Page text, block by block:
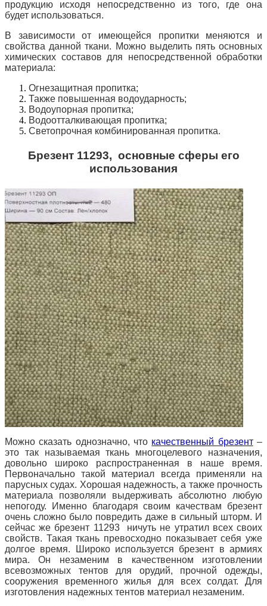
продукцию исходя непосредственно из того, где она
будет использоваться.
В зависимости от имеющейся пропитки меняются и
свойства данной ткани. Можно выделить пять основных
химических составов для непосредственной обработки
материала:
Огнезащитная пропитка;
Также повышенная водоударность;
Водоупорная пропитка;
Водоотталкивающая пропитка;
Светопрочная комбинированная пропитка.
Брезент 11293, основные сферы его
использования
Можно сказать однозначно, что качественный брезент–
это так называемая ткань многоцелевого назначения,
довольно широко распространенная в наше время.
Первоначально такой материал всегда применяли на
парусных судах. Хорошая надежность, а также прочность
материала позволяли выдерживать абсолютно любую
непогоду. Именно благодаря своим качествам брезент
очень сложно было повредить даже в сильный шторм. И
сейчас же брезент 11293 ничуть не утратил всех своих
свойств. Такая ткань превосходно показывает себя уже
долгое время. Широко используется брезент в армиях
мира. Он незаменим в качественном изготовлении
всевозможных тентов для орудий, прочной одежды,
сооружения временного жилья для всех солдат. Для
изготовления надежных тентов материал незаменим.